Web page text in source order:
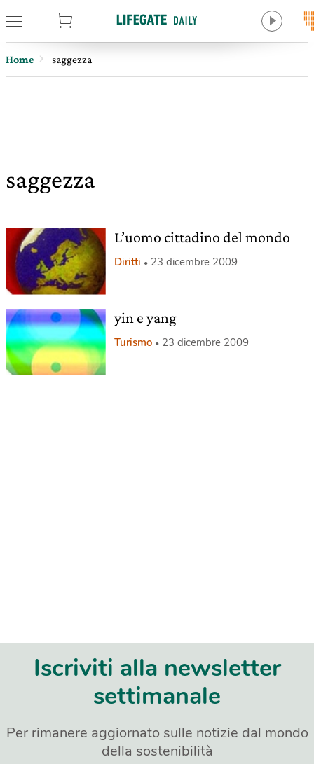
Home saggezza
saggezza
L’uomo cittadino del mondo
Diritti 23 dicembre 2009
yin e yang
Turismo 23 dicembre 2009
Iscriviti alla newsletter
settimanale
Per rimanere aggiornato sulle notizie dal mondo
della sostenibilità